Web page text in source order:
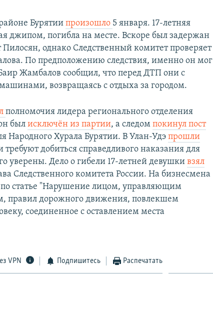
Бурятии произошло 5 января. 17-летняя
джипом, погибла на месте. Вскоре был задержан
Пилосян, однако Следственный комитет проверяет
По предположению следствия, именно он мог
Жамбалов сообщил, что перед ДТП они с
возвращаясь с отдыха за городом.
полномочия лидера регионального отделения
был исключён из партии, а следом покинул пост
Народного Хурала Бурятии. В Улан-Удэ прошли
добиться справедливого наказания для
уверены. Дело о гибели 17-летней девушки взял
Следственного комитета России. На бизнесмена
по статье "Нарушение лицом, управляющим
правил дорожного движения, повлекшем
соединенное с оставлением места
VPN Подпишитесь Распечатать